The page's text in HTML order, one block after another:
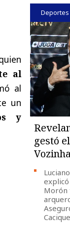
al
al
un
y
Deportes
gestó
Morón